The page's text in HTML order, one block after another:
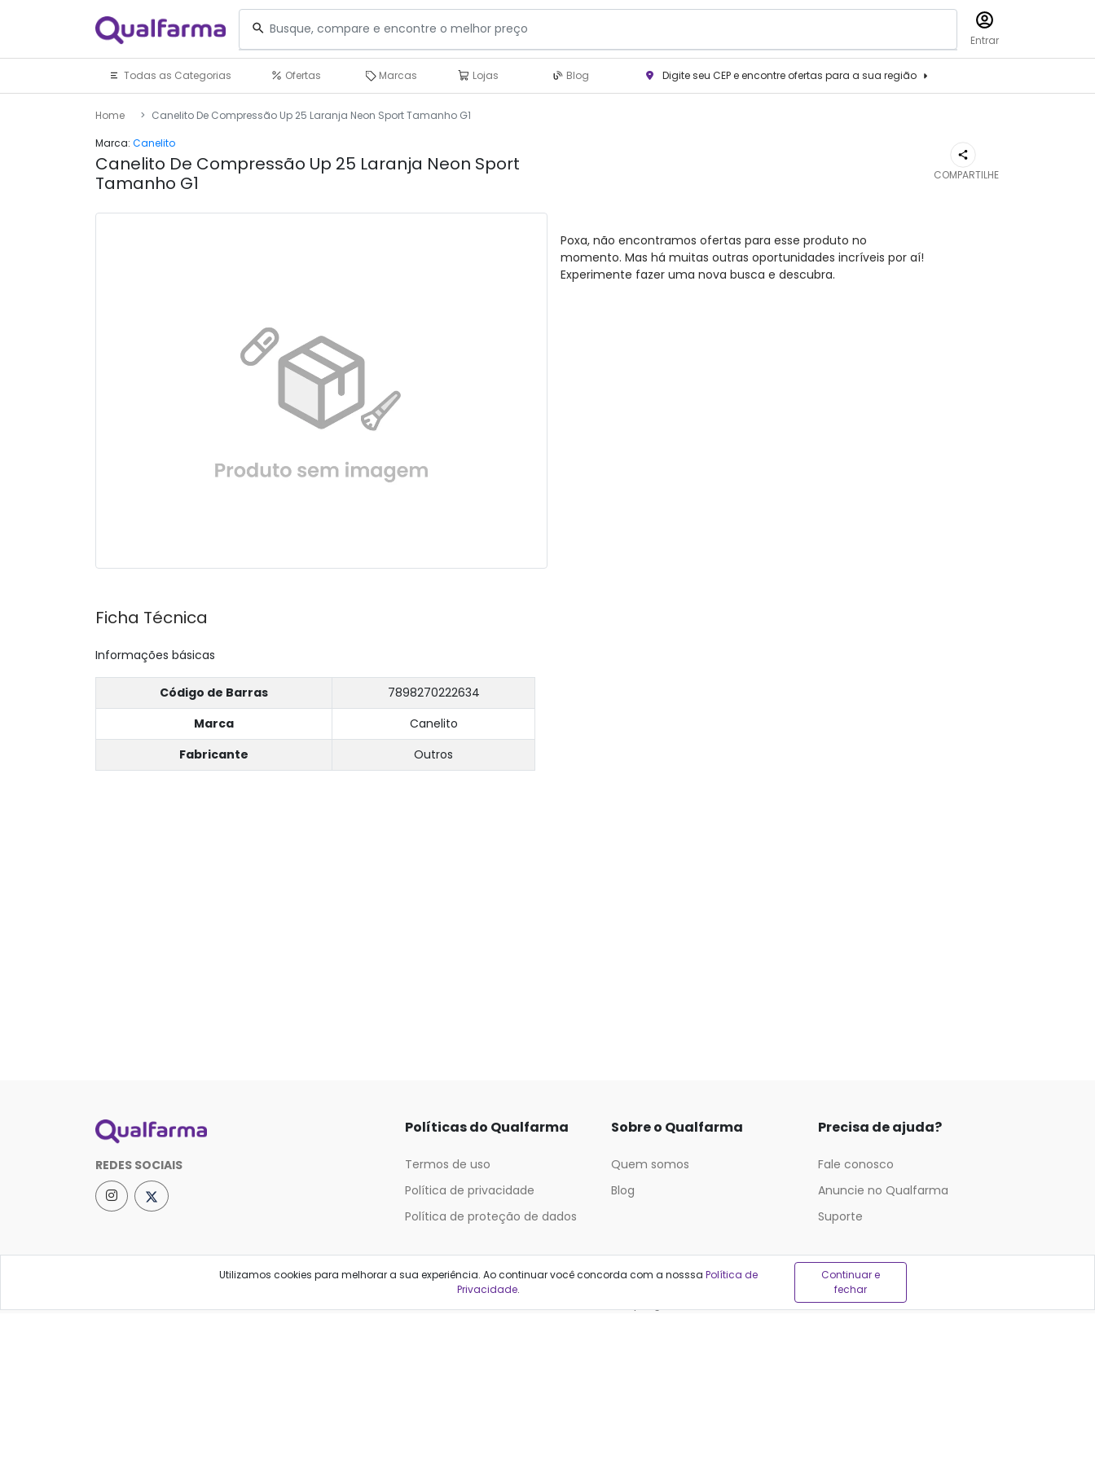
Entrar
Todas as Categorias Ofertas Marcas Lojas Blog Digite seu CEP e encontre ofertas para a sua região
Home
Canelito De Compressão Up 25 Laranja Neon Sport Tamanho G1
Marca: Canelito
Canelito De Compressão Up 25 Laranja Neon Sport
Tamanho G1
COMPARTILHE
Poxa, não encontramos ofertas para esse produto no
momento. Mas há muitas outras oportunidades incríveis por aí!
Experimente fazer uma nova busca e descubra.
Ficha Técnica
Informações básicas
Código de Barras
7898270222634
Marca
Canelito
Fabricante
Outros
REDES SOCIAIS
Políticas do Qualfarma
Termos de uso
Política de privacidade
Política de proteção de dados
Sobre o Qualfarma
Quem somos
Blog
Precisa de ajuda?
Fale conosco
Anuncie no Qualfarma
Suporte
Categorias
Utilizamos cookies para melhorar a sua experiência. Ao continuar você concorda com a nosssa Política de
Privacidade.
Continuar e
fechar